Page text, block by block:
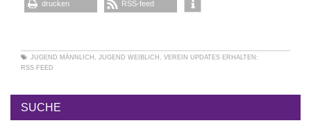
drucken RSS-feed
JUGEND MÄNNLICH , JUGEND WEIBLICH , VEREIN UPDATES ERHALTEN:
RSS FEED
SUCHE